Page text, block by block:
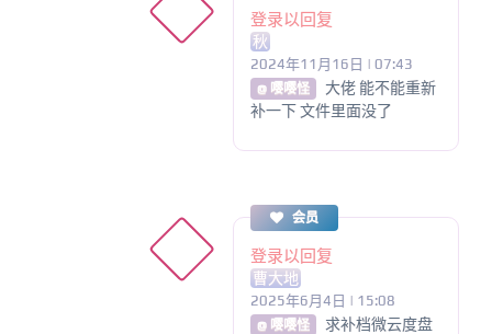
登录以回复
秋
2024年11月16日 | 07:43
@ 嘤嘤怪
大佬 能不能重新
补一下 文件里面没了
会员
登录以回复
曹大地
2025年6月4日 | 15:08
@ 嘤嘤怪 求补档微云度盘